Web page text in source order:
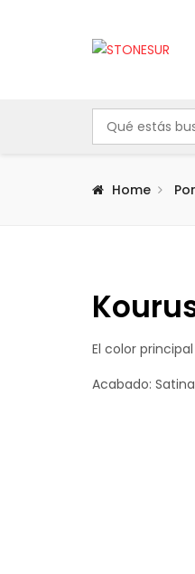
Home
El color
Acabado: